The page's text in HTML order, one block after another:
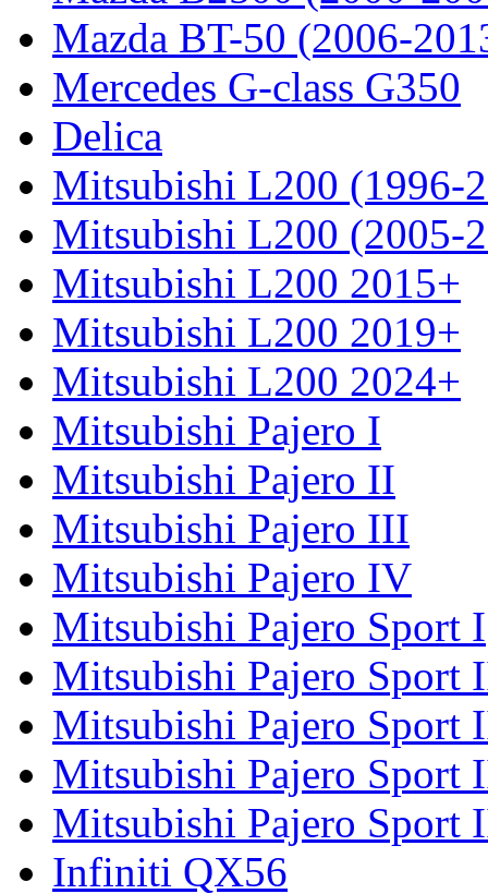
Mazda BT-50 (2006-
Mercedes G-class G350
Delica
Mitsubishi L200 (1996-
Mitsubishi L200 (2005-
Mitsubishi L200 2015+
Mitsubishi L200 2019+
Mitsubishi L200 2024+
Mitsubishi Pajero I
Mitsubishi Pajero II
Mitsubishi Pajero III
Mitsubishi Pajero IV
Mitsubishi Pajero Sport I
Mitsubishi Pajero Sport
Mitsubishi Pajero Sport
Mitsubishi Pajero Sport
Mitsubishi Pajero Sport
Infiniti QX56